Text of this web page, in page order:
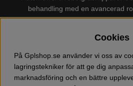
behandling med en avancerad
Husqvarna. Det finns enHusqvarna
marknadens största urval av
Husqvarna Automower® och
Husqvarna skog och
motorsågskläder och skor,
Cookies
På Gplshop.se använder vi oss av
lagringstekniker för att ge dig
marknadsföring och en bättre